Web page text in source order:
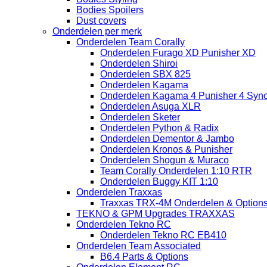
Bodies Spoilers
Dust covers
Onderdelen per merk
Onderdelen Team Corally
Onderdelen Furago XD Punisher XD
Onderdelen Shiroi
Onderdelen SBX 825
Onderdelen Kagama
Onderdelen Kagama 4 Punisher 4
Onderdelen Asuga XLR
Onderdelen Sketer
Onderdelen Python & Radix
Onderdelen Dementor & Jambo
Onderdelen Kronos & Punisher
Onderdelen Shogun & Muraco
Team Corally Onderdelen 1:10 RTR
Onderdelen Buggy KIT 1:10
Onderdelen Traxxas
Traxxas TRX-4M Onderdelen &
TEKNO & GPM Upgrades TRAXXAS
Onderdelen Tekno RC
Onderdelen Tekno RC EB410
Onderdelen Team Associated
B6.4 Parts & Options